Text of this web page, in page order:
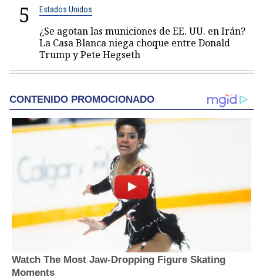
5 Estados Unidos
¿Se agotan las municiones de EE. UU. en Irán?
La Casa Blanca niega choque entre Donald
Trump y Pete Hegseth